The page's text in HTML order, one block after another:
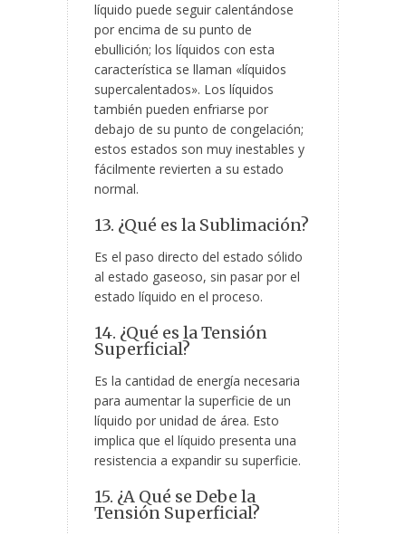
líquido puede seguir calentándose
por encima de su punto de
ebullición; los líquidos con esta
característica se llaman «líquidos
supercalentados». Los líquidos
también pueden enfriarse por
debajo de su punto de congelación;
estos estados son muy inestables y
fácilmente revierten a su estado
normal.
13. ¿Qué es la Sublimación?
Es el paso directo del estado sólido
al estado gaseoso, sin pasar por el
estado líquido en el proceso.
14. ¿Qué es la Tensión
Superficial?
Es la cantidad de energía necesaria
para aumentar la superficie de un
líquido por unidad de área. Esto
implica que el líquido presenta una
resistencia a expandir su superficie.
15. ¿A Qué se Debe la
Tensión Superficial?